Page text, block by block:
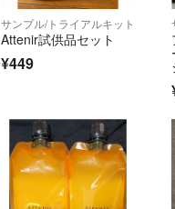
サンプル/トライアルキット
Attenir試供品セット
¥449